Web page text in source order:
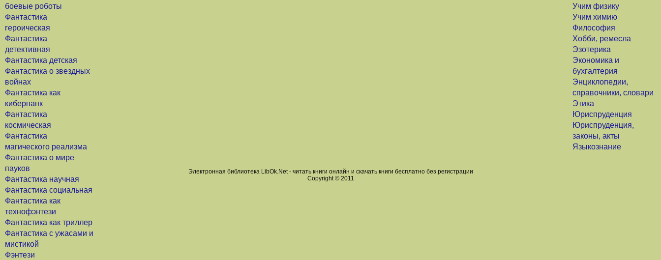
боевые роботы
Фантастика
героическая
Фантастика
детективная
Фантастика детская
Фантастика о звездных
войнах
Фантастика как
киберпанк
Фантастика
космическая
Фантастика
магического реализма
Фантастика о мире
пауков
Фантастика научная
Фантастика социальная
Фантастика как
технофэнтези
Фантастика как триллер
Фантастика с ужасами и
мистикой
Фэнтези
Учим физику
Учим химию
Философия
Хобби, ремесла
Эзотерика
Экономика и
бухгалтерия
Энциклопедии,
справочники, словари
Этика
Юриспруденция
Юриспруденция,
законы, акты
Языкознание
Электронная библиотека LibOk.Net - читать книги онлайн и скачать книги бесплатно без регистрации
Copyright © 2011